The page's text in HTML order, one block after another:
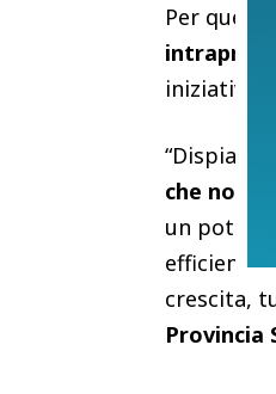
Per
intrapreso
iniziative
“Dispiace
che non
un
efficiente
crescita,
Provincia